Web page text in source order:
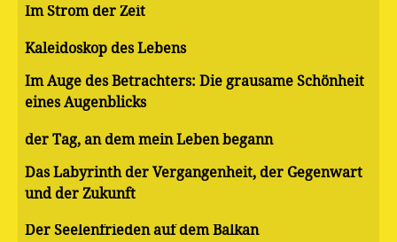
Im Strom der Zeit
Kaleidoskop des Lebens
Im Auge des Betrachters: Die grausame Schönheit
eines Augenblicks
der Tag, an dem mein Leben begann
Das Labyrinth der Vergangenheit, der Gegenwart
und der Zukunft
Der Seelenfrieden auf dem Balkan